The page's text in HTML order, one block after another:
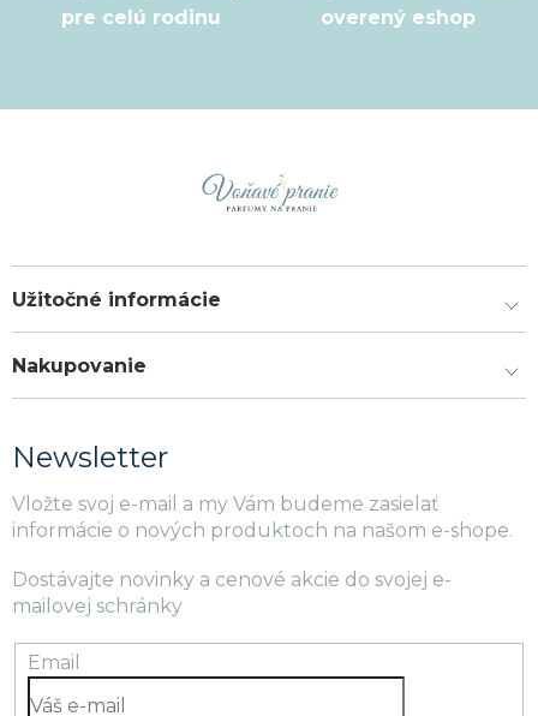
pre celú rodinu
overený eshop
Užitočné informácie
Nakupovanie
Newsletter
Vložte svoj e-mail a my Vám budeme zasielať
informácie o nových produktoch na našom e-shope.
Dostávajte novinky a cenové akcie do svojej e-
mailovej schránky
Email